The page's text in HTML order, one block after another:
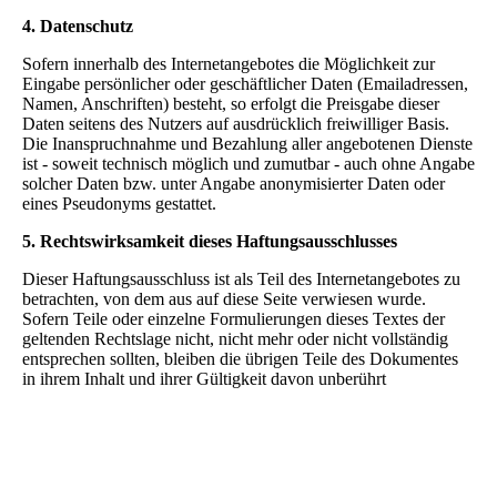
4. Datenschutz
Sofern innerhalb des Internetangebotes die Möglichkeit zur
Eingabe persönlicher oder geschäftlicher Daten (Emailadressen,
Namen, Anschriften) besteht, so erfolgt die Preisgabe dieser
Daten seitens des Nutzers auf ausdrücklich freiwilliger Basis.
Die Inanspruchnahme und Bezahlung aller angebotenen Dienste
ist - soweit technisch möglich und zumutbar - auch ohne Angabe
solcher Daten bzw. unter Angabe anonymisierter Daten oder
eines Pseudonyms gestattet.
5. Rechtswirksamkeit dieses Haftungsausschlusses
Dieser Haftungsausschluss ist als Teil des Internetangebotes zu
betrachten, von dem aus auf diese Seite verwiesen wurde.
Sofern Teile oder einzelne Formulierungen dieses Textes der
geltenden Rechtslage nicht, nicht mehr oder nicht vollständig
entsprechen sollten, bleiben die übrigen Teile des Dokumentes
in ihrem Inhalt und ihrer Gültigkeit davon unberührt